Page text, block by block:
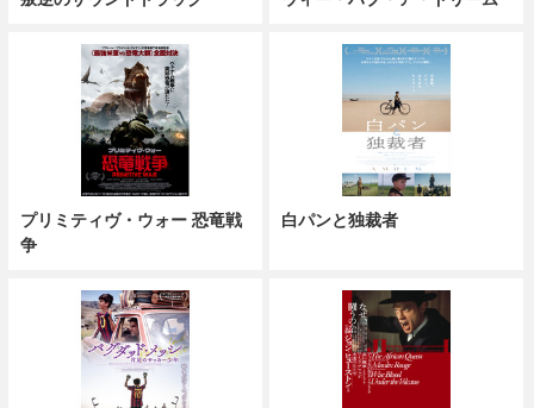
プリミティヴ・ウォー 恐竜戦
争
白パンと独裁者